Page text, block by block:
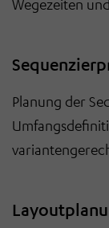
Wegezeiten
Planung der